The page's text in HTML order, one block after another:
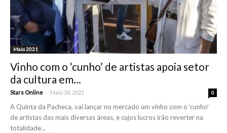
Maio 2021
Vinho com o ‘cunho’ de artistas apoia setor
da cultura em...
Stars Online - Maio 24, 2021 0
A Quinta da Pacheca, vai lançar no mercado um vinho com o ‘cunho’
de artistas das mais diversas áreas, e cujos lucros irão reverter na
totalidade...